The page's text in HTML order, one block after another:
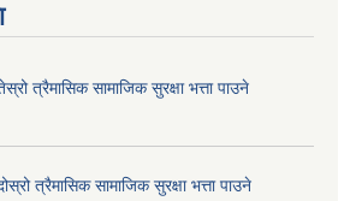
त्रैमासिक सामाजिक सुरक्षा भत्ता पाउने
त्रैमासिक सामाजिक सुरक्षा भत्ता पाउने